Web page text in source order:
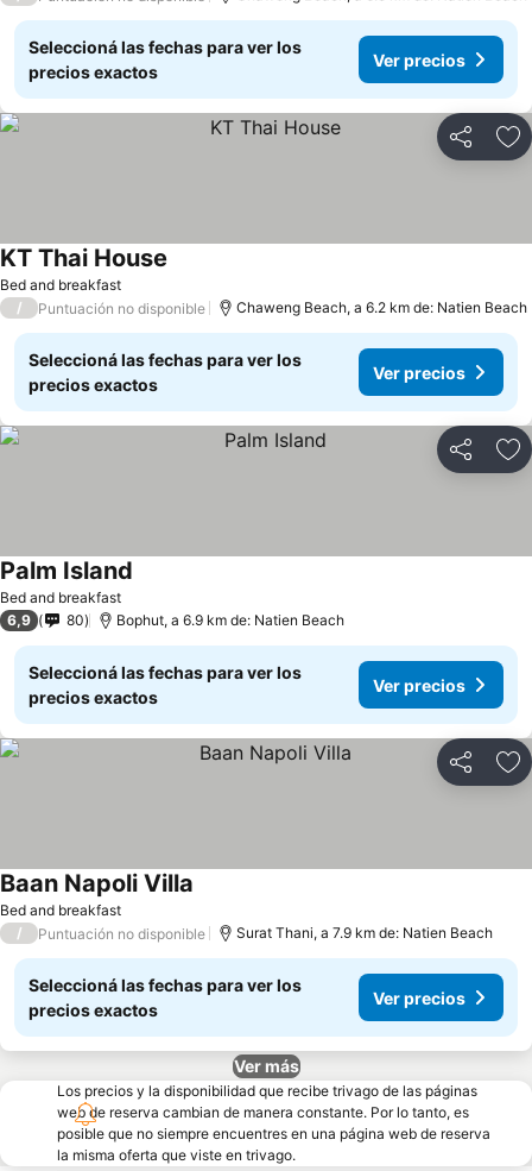
Seleccioná las fechas para ver los
precios exactos
Ver precios
Compartir
Bed and breakfast
KT Thai House
/ Puntuación no disponible Chaweng Beach, a 6.2 km de: Natien Beach
Seleccioná las fechas para ver los
precios exactos
Ver precios
Compartir
Bed and breakfast
Palm Island
6,9 80 Bophut, a 6.9 km de: Natien Beach
Seleccioná las fechas para ver los
precios exactos
Ver precios
Compartir
Bed and breakfast
Baan Napoli Villa
/ Puntuación no disponible Surat Thani, a 7.9 km de: Natien Beach
Seleccioná las fechas para ver los
precios exactos
Ver precios
Ver más
Los precios y la disponibilidad que recibe trivago de las páginas
web de reserva cambian de manera constante. Por lo tanto, es
posible que no siempre encuentres en una página web de reserva
la misma oferta que viste en trivago.